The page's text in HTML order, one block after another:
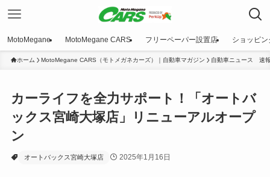
MotoMegane MotoMegane CARS フリーペーパー設置店 ショッピン
ホーム MotoMegane CARS（モトメガネカーズ）｜自動車マガジン 自動車ニュース 速
カーライフを全力サポート！「オートバ
ックス宮崎大塚店」リニューアルオープ
ン
オートバックス宮崎大塚店 2025年1月16日